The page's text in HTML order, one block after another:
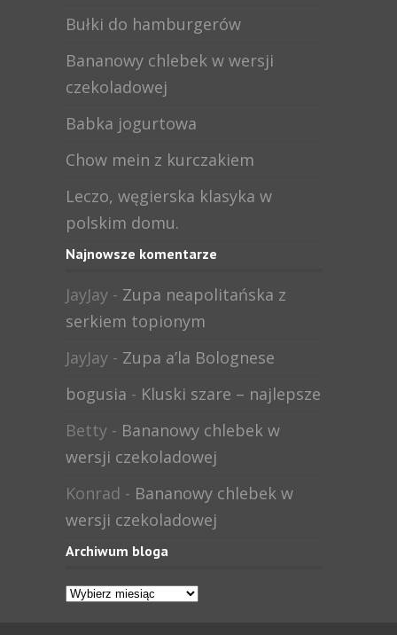
Bułki do hamburgerów
Bananowy chlebek w wersji
czekoladowej
Babka jogurtowa
Chow mein z kurczakiem
Leczo, węgierska klasyka w
polskim domu.
Najnowsze komentarze
JayJay - Zupa neapolitańska z
serkiem topionym
JayJay - Zupa a’la Bolognese
bogusia - Kluski szare – najlepsze
Betty - Bananowy chlebek w
wersji czekoladowej
Konrad - Bananowy chlebek w
wersji czekoladowej
Archiwum bloga
Archiwum